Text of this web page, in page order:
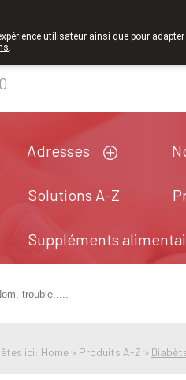
Meysen
Adresses
Solutions A-Z
Suppléments
ici: Home > Produits A-Z >
utilisateur ainsi que pour
.